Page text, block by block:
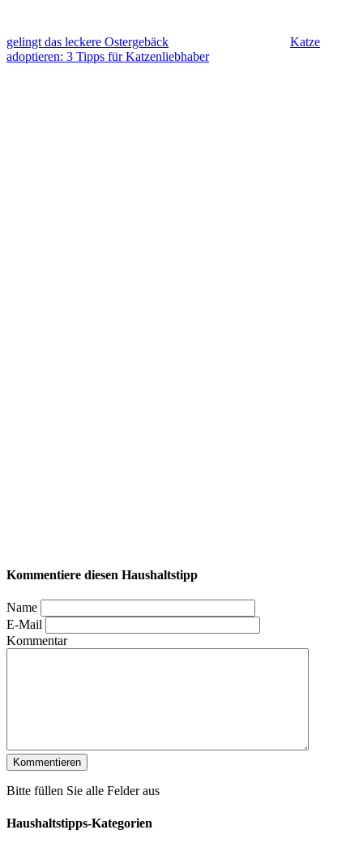
gelingt das leckere Ostergebäck
Katze
adoptieren: 3 Tipps für Katzenliebhaber
Kommentiere diesen Haushaltstipp
Name
E-Mail
Kommentar
Bitte füllen Sie alle Felder aus
Haushaltstipps-Kategorien